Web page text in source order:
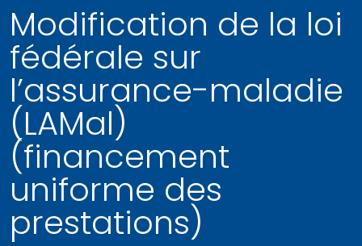
Modification de la loi
fédérale sur
l’assurance-maladie
(LAMal)
(financement
uniforme des
prestations)